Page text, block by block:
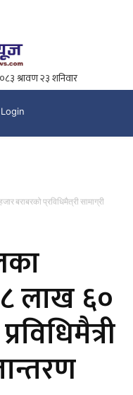
Login
बराबरको प्रविधिमैत्री सामाग्री
लाख ६०